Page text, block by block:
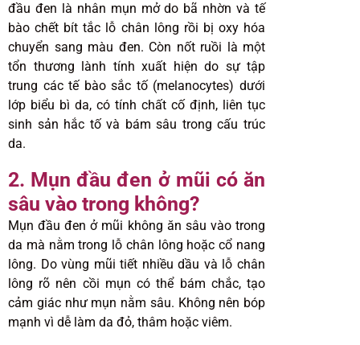
đầu đen là nhân mụn mở do bã nhờn và tế
bào chết bít tắc lỗ chân lông rồi bị oxy hóa
chuyển sang màu đen. Còn nốt ruồi là một
tổn thương lành tính xuất hiện do sự tập
trung các tế bào sắc tố (melanocytes) dưới
lớp biểu bì da, có tính chất cố định, liên tục
sinh sản hắc tố và bám sâu trong cấu trúc
da.
2. Mụn đầu đen ở mũi có ăn
sâu vào trong không?
Mụn đầu đen ở mũi không ăn sâu vào trong
da mà nằm trong lỗ chân lông hoặc cổ nang
lông. Do vùng mũi tiết nhiều dầu và lỗ chân
lông rõ nên cồi mụn có thể bám chắc, tạo
cảm giác như mụn nằm sâu. Không nên bóp
mạnh vì dễ làm da đỏ, thâm hoặc viêm.